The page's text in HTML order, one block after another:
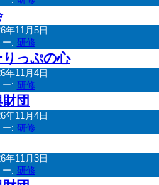
年11月5日
ー: 研修
っぷの心
年11月4日
ー: 研修
団
年11月4日
ー: 研修
年11月3日
ー: 研修